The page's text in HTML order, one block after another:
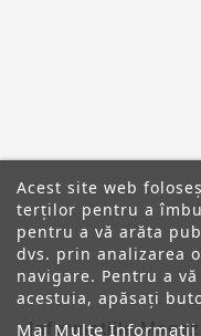
Informatiile
Acest site web
terților pentru a
pentru a vă arăta
dvs. prin analizarea
navigare. Pentru a
acestuia, apăsați
Mai Multe Informatii